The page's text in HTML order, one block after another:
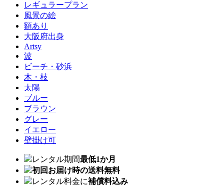
レギュラープラン
風景の絵
額あり
大阪府出身
Artsy
波
ビーチ・砂浜
木・枝
太陽
ブルー
ブラウン
グレー
イエロー
壁掛け可
レンタル期間最低1か月
初回お届け時の送料無料
レンタル料金に補償料込み